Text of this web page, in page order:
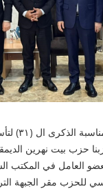
في يوم ٢٣/
حزب بيت نهرين
العامل في
للحزب مقر الجبهة